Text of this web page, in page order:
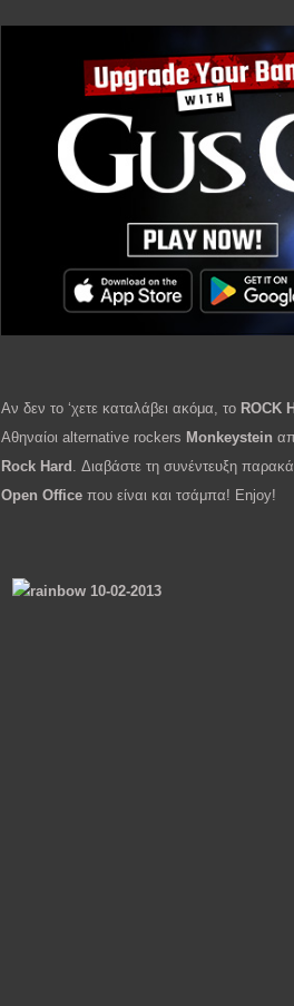
Αν δεν το ‘χετε καταλάβει ακόμα, το ROCK
Αθηναίοι alternative rockers Monkeystein
Rock Hard . Διαβάστε τη συνέντευξη
Open Office που είναι και τσάμπα! Enjoy!